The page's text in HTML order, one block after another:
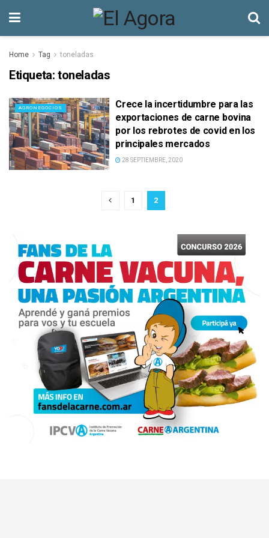
Home Tag toneladas
Etiqueta: toneladas
AGRONEGOCIOS
Crece la incertidumbre para las
exportaciones de carne bovina
por los rebrotes de covid en los
principales mercados
28 SEPTIEMBRE, 2020
1 2